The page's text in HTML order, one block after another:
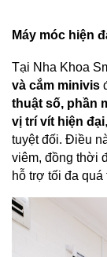
Máy móc hiện
Tại Nha Khoa
và cắm minivis
thuật số, phần
vị trí vít hiện đại
tuyệt đối. Điều
viêm, đồng thời
hỗ trợ tối đa